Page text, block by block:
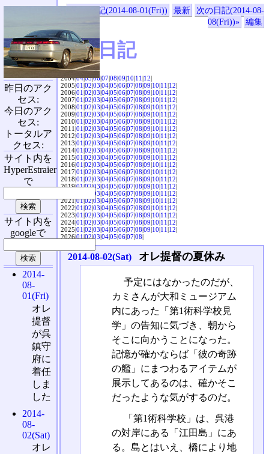
«前の日記(2014-08-01(Fri)) 最新
次の日記(2014-08-
08(Fri))»
編集
SVX日記
2004|04|05|06|07|08|09|10|11|12|
2005|01|02|03|04|05|06|07|08|09|10|11|12|
2006|01|02|03|04|05|06|07|08|09|10|11|12|
2007|01|02|03|04|05|06|07|08|09|10|11|12|
2008|01|02|03|04|05|06|07|08|09|10|11|12|
2009|01|02|03|04|05|06|07|08|09|10|11|12|
2010|01|02|03|04|05|06|07|08|09|10|11|12|
2011|01|02|03|04|05|06|07|08|09|10|11|12|
2012|01|02|03|04|05|06|07|08|09|10|11|12|
2013|01|02|03|04|05|06|07|08|09|10|11|12|
2014|01|02|03|04|05|06|07|08|09|10|11|12|
2015|01|02|03|04|05|06|07|08|09|10|11|12|
2016|01|02|03|04|05|06|07|08|09|10|11|12|
2017|01|02|03|04|05|06|07|08|09|10|11|12|
2018|01|02|03|04|05|06|07|08|09|10|11|12|
2019|01|02|03|04|05|06|07|08|09|10|11|12|
03|04|05|06|07|08|09|10|11|12|
2021|01|02|03|04|05|06|07|08|09|10|11|12|
2022|01|02|03|04|05|06|07|08|09|10|11|12|
2023|01|02|03|04|05|06|07|08|09|10|11|12|
2024|01|02|03|04|05|06|07|08|09|10|11|12|
2025|01|02|03|04|05|06|07|08|09|10|11|12|
2026|01|02|03|04|05|06|07|08|
2014-08-02(Sat) オレ提督の夏休み
予定にはなかったのだが、
カミさんが大和ミュージアム
内にあった「第1術科学校見
学」の告知に気づき、朝から
そこに向かうことになった。
記憶が確かならば「彼の奇跡
の艦」にまつわるアイテムが
展示してあるのは、確かそこ
だったような気がするのだ。
「第1術科学校」は、呉港
の対岸にある「江田島」にあ
る。島とはいえ、橋により地
昨日のアク
セス:
今日のアク
セス:
トータルア
クセス:
サイト内を
HyperEstraier
で
サイト内を
googleで
2014-
08-
01(Fri)
オレ
提督
が呉
鎮守
府に
着任
しま
した
2014-
08-
02(Sat)
オレ